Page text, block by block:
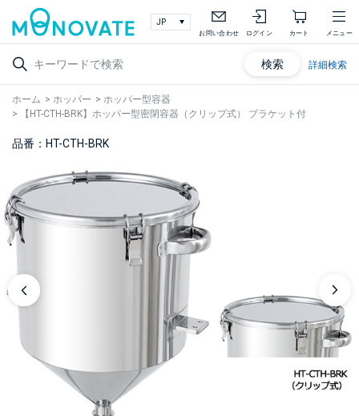
お問い合わせ ログイン カート メニュー
検索 詳細検索
ホーム > ホッパー > ホッパー型容器
>
【HT-CTH-BRK】ホッパー型密閉容器（クリップ式） ブラケット付
品番：HT-CTH-BRK